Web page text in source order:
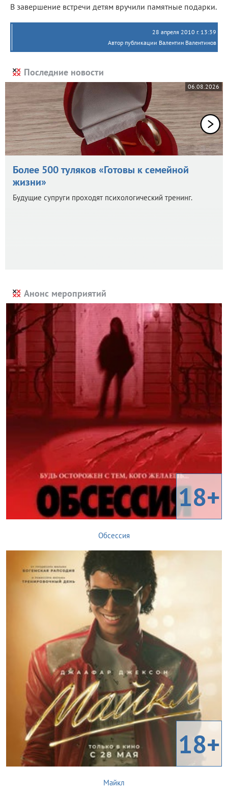
В завершение встречи детям вручили памятные подарки.
28 апреля 2010 г. 13:39
Автор публикации Валентин Валентинов
Последние новости
06.08.2026
Более 500 туляков «Готовы к семейной
жизни»
Будущие супруги проходят психологический тренинг.
Анонс мероприятий
18+
Обсессия
18+
Майкл